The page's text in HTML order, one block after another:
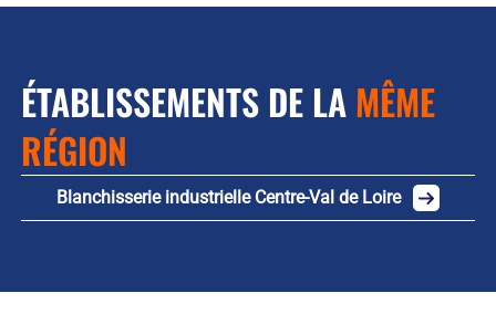
ÉTABLISSEMENTS DE LAMÊME
RÉGION
Blanchisserie industrielle Centre-Val de Loire